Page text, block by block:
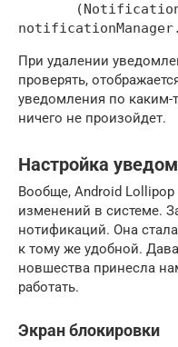
При удалении
проверять,
уведомления по каким-
ничего не произойдет.
Настройка
Вообще, Android Lollipop
изменений в системе.
нотификаций. Она
к тому же удобной.
новшества принесла
работать.
Экран блокировки